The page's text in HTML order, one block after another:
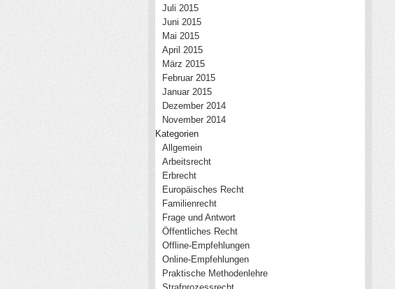
Juli 2015
Juni 2015
Mai 2015
April 2015
März 2015
Februar 2015
Januar 2015
Dezember 2014
November 2014
Kategorien
Allgemein
Arbeitsrecht
Erbrecht
Europäisches Recht
Familienrecht
Frage und Antwort
Öffentliches Recht
Offline-Empfehlungen
Online-Empfehlungen
Praktische Methodenlehre